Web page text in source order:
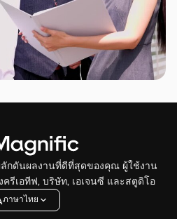
กดันผลงานที่ดีที่สุดของคุณ ผู้ใช้งาน
รีเอทีฟ, บริษัท, เอเจนซี และสตูดิโอ
ภาษาไทย